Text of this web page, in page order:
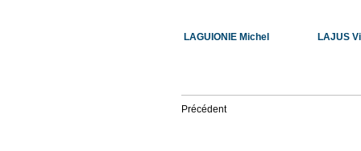
LAGUIONIE Michel LAJUS
Précédent